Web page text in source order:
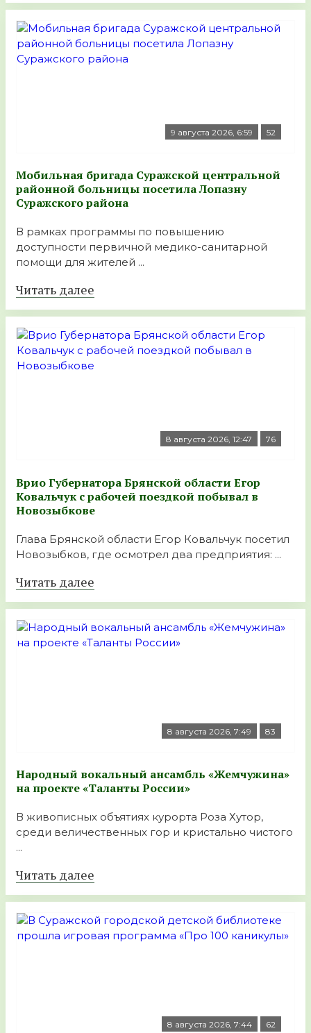
9 августа 2026, 6:59 52
Мобильная бригада Суражской центральной
районной больницы посетила Лопазну
Суражского района
В рамках программы по повышению
доступности первичной медико-санитарной
помощи для жителей ...
Читать далее
8 августа 2026, 12:47 76
Врио Губернатора Брянской области Егор
Ковальчук с рабочей поездкой побывал в
Новозыбкове
Глава Брянской области Егор Ковальчук посетил
Новозыбков, где осмотрел два предприятия: ...
Читать далее
8 августа 2026, 7:49 83
Народный вокальный ансамбль «Жемчужина»
на проекте «Таланты России»
В живописных объятиях курорта Роза Хутор,
среди величественных гор и кристально чистого
...
Читать далее
8 августа 2026, 7:44 62